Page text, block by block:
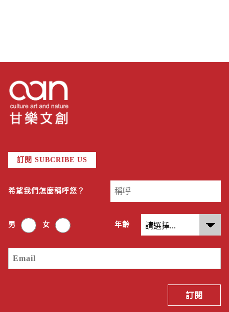
訂閱 SUBCRIBE US
希望我們怎麼稱呼您？
男 女 年齡